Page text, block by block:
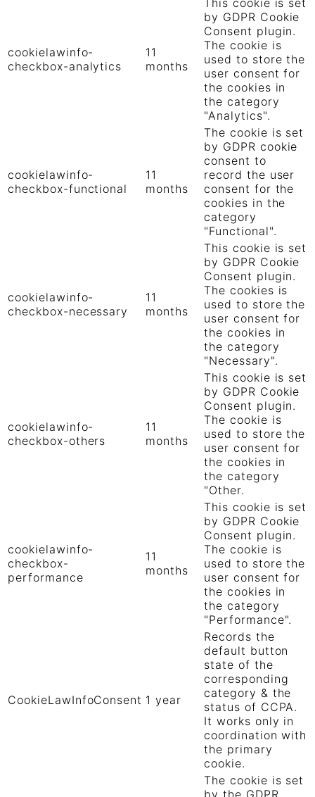
cookielawinfo-
checkbox-analytics
11
months
by GDPR Cookie
Consent plugin.
The cookie is
used to store the
user consent for
the cookies in
the category
"Analytics".
cookielawinfo-
checkbox-functional
11
months
The cookie is set
by GDPR cookie
consent to
record the user
consent for the
cookies in the
category
"Functional".
cookielawinfo-
checkbox-necessary
11
months
This cookie is set
by GDPR Cookie
Consent plugin.
The cookies is
used to store the
user consent for
the cookies in
the category
"Necessary".
cookielawinfo-
checkbox-others
11
months
This cookie is set
by GDPR Cookie
Consent plugin.
The cookie is
used to store the
user consent for
the cookies in
the category
"Other.
cookielawinfo-
checkbox-
performance
11
months
This cookie is set
by GDPR Cookie
Consent plugin.
The cookie is
used to store the
user consent for
the cookies in
the category
"Performance".
CookieLawInfoConsent 1 year
Records the
default button
state of the
corresponding
category & the
status of CCPA.
It works only in
coordination with
the primary
cookie.
The cookie is set
by the GDPR